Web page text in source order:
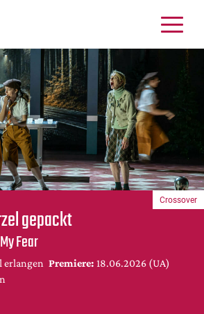
gepackt
Fear
erlangen Premiere: 18.06.2026 (UA)
Crossover